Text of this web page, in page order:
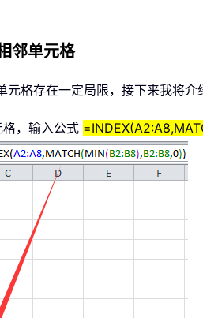
邻单元格
格存在一定局限，接下来我将介
，输入公式